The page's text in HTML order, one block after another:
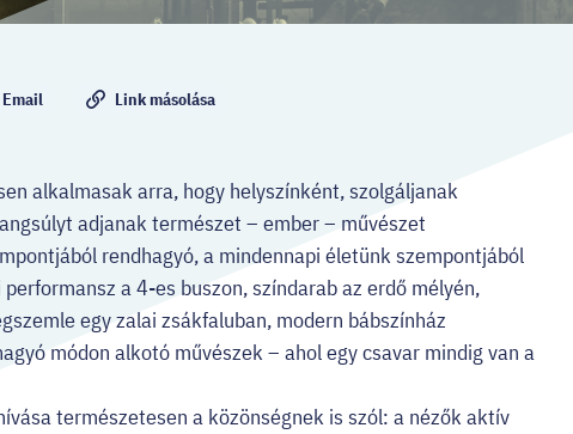
Email Link másolása
alkalmasak arra, hogy helyszínként, szolgáljanak
adjanak természet – ember – művészet
rendhagyó, a mindennapi életünk szempontjából
a 4-es buszon, színdarab az erdő mélyén,
egy zalai zsákfaluban, modern bábszínház
módon alkotó művészek – ahol egy csavar mindig van a
természetesen a közönségnek is szól: a nézők aktív